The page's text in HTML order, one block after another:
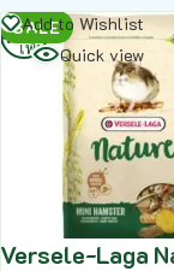
SALE
Add to Wishlist
Quick view
Versele-Laga
อ่าน
เพิ่ม